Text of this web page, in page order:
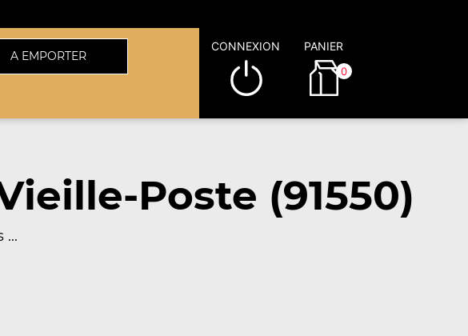
A EMPORTER
CONNEXION PANIER
0
Poste (91550)
...